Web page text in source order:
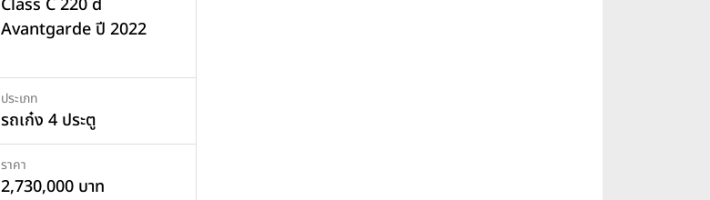
Class C 220 d
Avantgarde ปี 2022
ประเภท
รถเก๋ง 4 ประตู
ราคา
2,730,000 บาท